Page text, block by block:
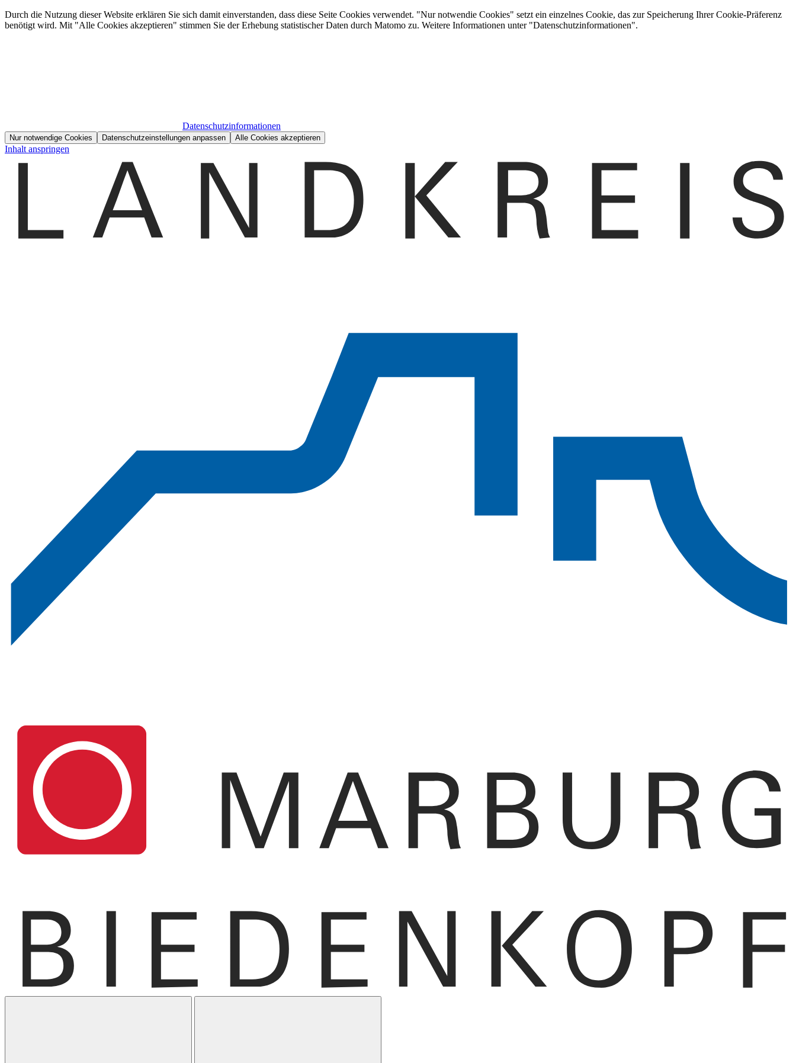
Durch die Nutzung dieser Website erklären Sie sich damit einverstanden, dass diese Seite Cookies verwendet. "Nur notwendie Cookies" setzt ein einzelnes Cookie, das zur Speicherung Ihrer Cookie-Präferenz
benötigt wird. Mit "Alle Cookies akzeptieren" stimmen Sie der Erhebung statistischer Daten durch Matomo zu. Weitere Informationen unter "Datenschutzinformationen".
Datenschutzinformationen
Nur notwendige Cookies Datenschutzeinstellungen anpassen Alle Cookies akzeptieren
Inhalt anspringen